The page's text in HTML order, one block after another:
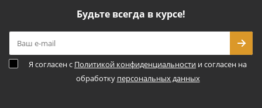
Будьте всегда в курсе!
Я согласен с Политикой конфиденциальности и согласен на
обработку персональных данных